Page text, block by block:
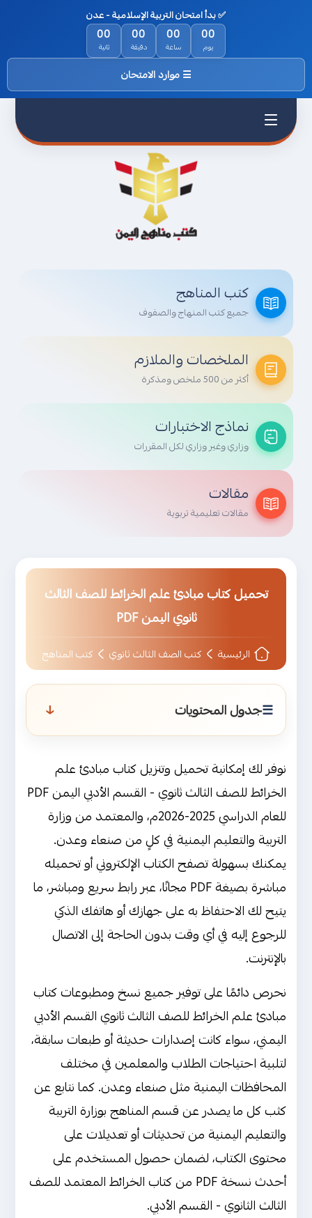
من نحن
السياسة
والخصوصية
كتب المناهج
جميع كتب المنهاج والصفوف
الملخصات والملازم
أكثر من 500 ملخص ومذكرة
نماذج الاختبارات
وزاري وغير وزاري لكل المقررات
مقالات
مقالات تعليمية تربوية
تحميل كتاب مبادئ علم الخرائط للصف الثالث
ثانوي اليمن PDF
الرئيسية كتب الصف الثالث ثانوي كتب المناهج
جدول المحتويات ↑
نبذة عن كتاب مبادئ علم الخرائط للصف
الثالث ثانوي - القسم الأدبي اليمن
من هو مؤلف كتاب مبادئ علم الخرائط
للصف الثالث ثانوي - القسم الأدبي ؟
محتوى كتاب مبادئ علم الخرائط للصف
الثالث ثانوي - القسم الأدبي اليمن
شرح وتحليل مبسط لمحتوى كتاب مبادئ
علم الخرائط للصف الثالث ثانوي - القسم
الأدبي اليمن
الخرائط
تمثيل البيانات والتمكن من مهارات
قراءة الخرائط
رابط تحميل وتنزيل كتاب مبادئ علم
الخرائط للصف الثالث ثانوي - القسم الأدبي
اليمن
نوفر لك إمكانية تحميل وتنزيل كتاب مبادئ علم
الخرائط للصف الثالث ثانوي - القسم الأدبي اليمن PDF
للعام الدراسي 2025-2026م، والمعتمد من وزارة
التربية والتعليم اليمنية في كلٍ من صنعاء وعدن.
يمكنك بسهولة تصفح الكتاب الإلكتروني أو تحميله
مباشرة بصيغة PDF مجانًا، عبر رابط سريع ومباشر، ما
يتيح لك الاحتفاظ به على جهازك أو هاتفك الذكي
للرجوع إليه في أي وقت بدون الحاجة إلى الاتصال
بالإنترنت.
نحرص دائمًا على توفير جميع نسخ ومطبوعات كتاب
مبادئ علم الخرائط للصف الثالث ثانوي القسم الأدبي
اليمني، سواء كانت إصدارات حديثة أو طبعات سابقة،
لتلبية احتياجات الطلاب والمعلمين في مختلف
المحافظات اليمنية مثل صنعاء وعدن. كما نتابع عن
كثب كل ما يصدر عن قسم المناهج بوزارة التربية
والتعليم اليمنية من تحديثات أو تعديلات على
محتوى الكتاب، لضمان حصول المستخدم على
أحدث نسخة PDF من كتاب الخرائط المعتمد للصف
الثالث الثانوي - القسم الأدبي.
✅ بدأ امتحان التربية الإسلامية - عدن
00
يوم
00
ساعة
00
دقيقة
00
ثانية
☰ موارد الامتحان